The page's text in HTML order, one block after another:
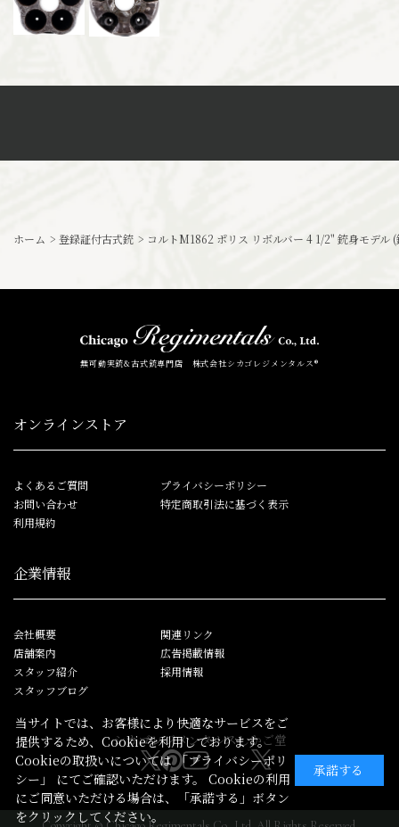
ホーム > 登録証付古式銃 > コルトM1862 ポリス リボルバー 4 1/2" 銃身モデル
無可動実銃&古式銃専門店 株式会社シカゴレジメンタルス®
オンラインストア
よくあるご質問
お問い合わせ
利用規約
プライバシーポリシー
特定商取引法に基づく表示
企業情報
会社概要
店舗案内
スタッフ紹介
スタッフブログ
関連リンク
広告掲載情報
採用情報
シカゴレジメンタルスしかご堂
当サイトでは、お客様により快適なサービスをご
提供するため、Cookieを利用しております。
Cookieの取扱いについては「プライバシーポリ
シー」
にてご確認いただけます。 Cookieの利用
にご同意いただける場合は、「承諾する」ボタン
をクリックしてください。
承諾する